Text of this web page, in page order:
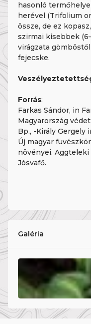
hasonló
herével (Trifolium
össze, de ez
szirmai kisebbek
virágzata
fejecske.
Forrás:
Farkas Sándor, in
Magyarország
Bp., -Király Gergely
Új magyar
növényei.
Jósvafő.
Galéria